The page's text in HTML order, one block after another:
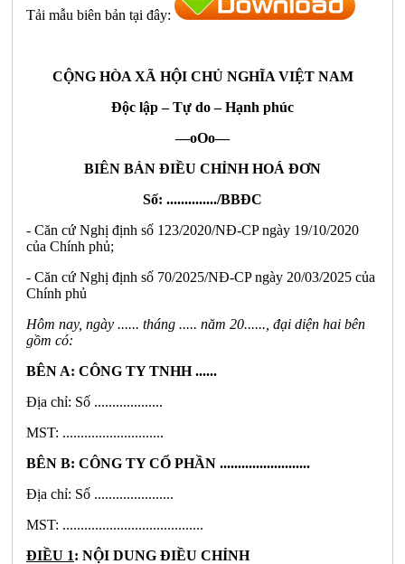
Tải mẫu biên bản tại đây:
CỘNG HÒA XÃ HỘI CHỦ NGHĨA VIỆT NAM
Độc lập – Tự do – Hạnh phúc
—oOo—
BIÊN BẢN ĐIỀU CHỈNH HOÁ ĐƠN
Số: ............../BBĐC
- Căn cứ Nghị định số 123/2020/NĐ-CP ngày 19/10/2020
của Chính phủ;
- Căn cứ Nghị định số 70/2025/NĐ-CP ngày 20/03/2025 của
Chính phủ
Hôm nay, ngày ...... tháng ..... năm 20......, đại diện hai bên
gồm có:
BÊN A: CÔNG TY TNHH ......
Địa chỉ: Số ...................
MST: ............................
BÊN B: CÔNG TY CỔ PHẦN .........................
Địa chỉ: Số ......................
MST: .......................................
ĐIỀU 1: NỘI DUNG ĐIỀU CHỈNH